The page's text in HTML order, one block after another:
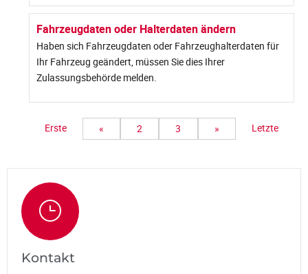
Fahrzeugdaten oder Halterdaten ändern
Haben sich Fahrzeugdaten oder Fahrzeughalterdaten für
Ihr Fahrzeug geändert, müssen Sie dies Ihrer
Zulassungsbehörde melden.
Erste « 2 3 » Letzte
Kontakt